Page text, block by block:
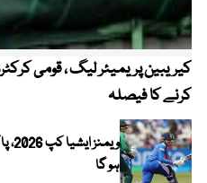
کرنے کا فیصلہ
ہو گا